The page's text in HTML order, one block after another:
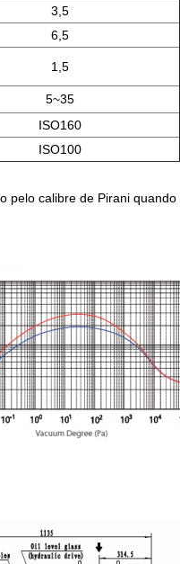
3,5
6,5
1,5
5~35
ISO160
ISO100
pelo calibre de Pirani